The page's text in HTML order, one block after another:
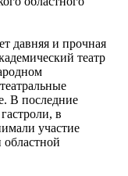
давняя и прочная
театр
В последние
в
участие